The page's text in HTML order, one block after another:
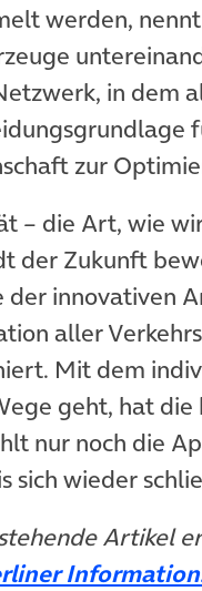
werden,
in dem
zur
– die Art, wie
der Zukunft
der innovativen
aller
Mit dem
geht, hat
nur noch die
sich wieder
Artikel